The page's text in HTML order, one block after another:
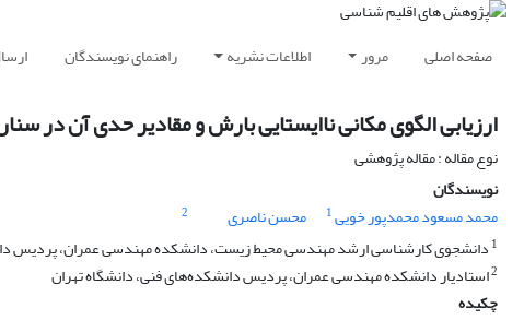
صفحه اصلی مرور اطلاعات نشریه راهنمای نویسندگان
ارزیابی الگوی مکانی ناایستایی بارش و مقادیر حدی آن در
نوع مقاله : مقاله پژوهشی
نویسندگان
محمد مسعود محمدپور خویی1 محسن ناصری
2
1 دانشجوی کارشناسی ارشد مهندسی محیط زیست، دانشکده مهندسی عمران، پردیس
2استادیار دانشکده مهندسی عمران، پردیس دانشکده‌های فنی، دانشگاه تهران
چکیده